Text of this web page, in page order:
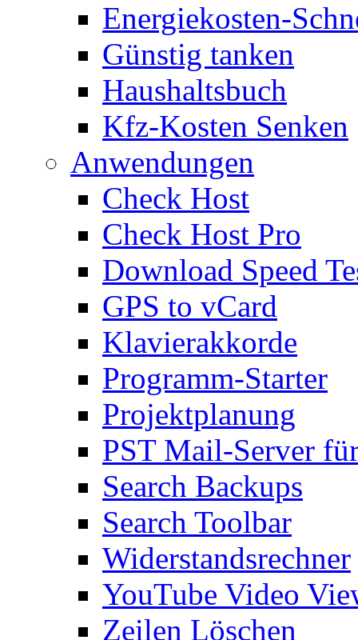
Energiekosten-
Günstig tanken
Haushaltsbuch
Kfz-Kosten Senken
Anwendungen
Check Host
Check Host Pro
Download Speed
GPS to vCard
Klavierakkorde
Programm-Starter
Projektplanung
PST Mail-Server
Search Backups
Search Toolbar
Widerstandsrechner
YouTube Video
Zeilen Löschen